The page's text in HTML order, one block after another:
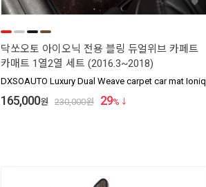
닥쏘오토 아이오닉 전용 블링 듀얼위브 카페트
카매트 1열2열 세트 (2016.3~2018)
DXSOAUTO Luxury Dual Weave carpet car mat Ioniq
165,000원 230,000원 29%